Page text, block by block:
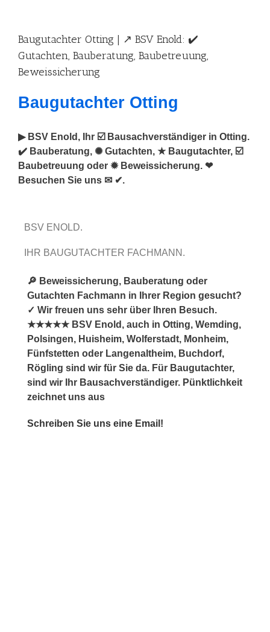
Baugutachter Otting | ↗️ BSV Enold: ✔️
Gutachten, Bauberatung, Baubetreuung,
Beweissicherung
Baugutachter Otting
▶︎ BSV Enold, Ihr ☑️ Bausachverständiger in Otting.
✔️ Bauberatung, ✺ Gutachten, ★ Baugutachter, ☑️
Baubetreuung oder ✹ Beweissicherung. ❤
Besuchen Sie uns ✉ ✔.
BSV ENOLD.
IHR BAUGUTACHTER FACHMANN.
🔎 Beweissicherung, Bauberatung oder
Gutachten Fachmann in Ihrer Region gesucht?
✓ Wir freuen uns sehr über Ihren Besuch.
★★★★★ BSV Enold, auch in Otting, Wemding,
Polsingen, Huisheim, Wolferstadt, Monheim,
Fünfstetten oder Langenaltheim, Buchdorf,
Rögling sind wir für Sie da. Für Baugutachter,
sind wir Ihr Bausachverständiger. Pünktlichkeit
zeichnet uns aus
Schreiben Sie uns eine Email!